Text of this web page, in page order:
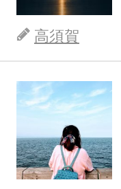
高須賀